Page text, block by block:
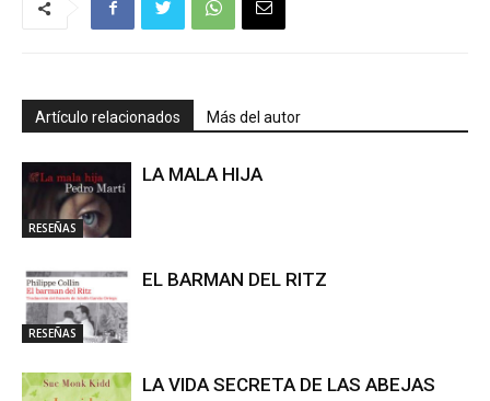
Artículo relacionados Más del autor
RESEÑAS
LA MALA HIJA
RESEÑAS
EL BARMAN DEL RITZ
LA VIDA SECRETA DE LAS ABEJAS